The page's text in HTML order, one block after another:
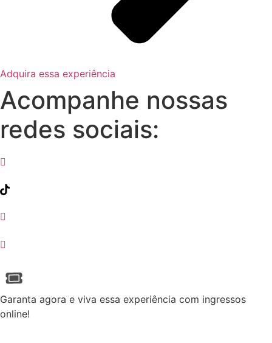
Adquira essa experiência
Acompanhe nossas
redes sociais:
Garanta agora e viva essa experiência com ingressos
online!